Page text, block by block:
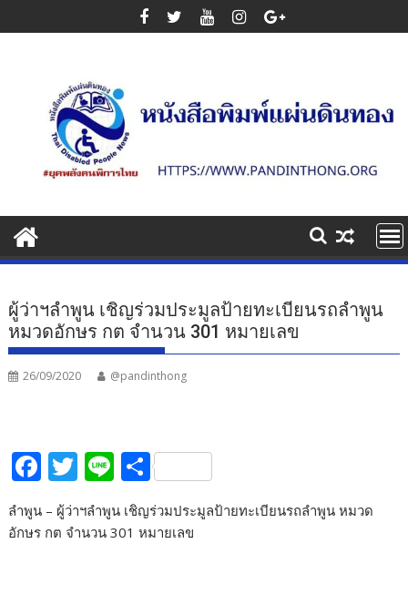
to
ผู้ว่าฯลำพูน เชิญร่วมประมูลป้ายทะเบียนรถลำพูน
หมวดอักษร กต จำนวน 301 หมายเลข
26/09/2020 @pandinthong
F
ac
e
T
w
itt
Li
n
e
S
h
ar
ลำพูน – ผู้ว่าฯลำพูน เชิญร่วมประมูลป้ายทะเบียนรถลำพูน หมวด
อักษร กต จำนวน 301 หมายเลข